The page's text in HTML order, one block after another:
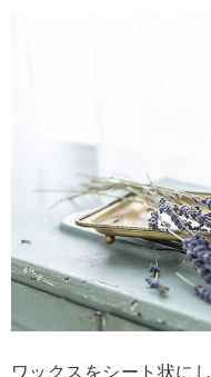
ワックスをシート状に